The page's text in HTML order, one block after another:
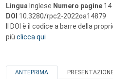
Lingua Inglese Numero pagine 14
DOI 10.3280/rpc2-2022oa14879
Il DOI è il codice a barre della
più clicca qui
ANTEPRIMA